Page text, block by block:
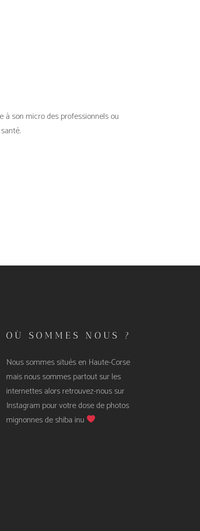
à son micro des professionnels ou
OÙ SOMMES NOUS ?
Nous sommes situés en Haute-Corse
mais nous sommes partout sur les
internettes alors retrouvez-nous sur
Instagram pour votre dose de photos
mignonnes de shiba inu